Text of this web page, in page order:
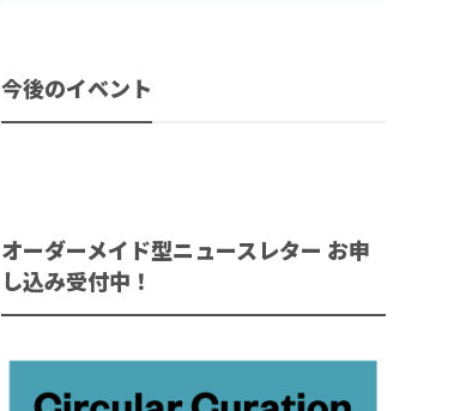
今後のイベント
オーダーメイド型ニュースレター お申
し込み受付中！